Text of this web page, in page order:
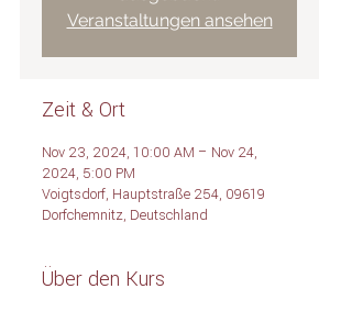
Veranstaltungen ansehen
Zeit & Ort
Nov 23, 2024, 10:00 AM – Nov 24,
2024, 5:00 PM
Voigtsdorf, Hauptstraße 254, 09619
Dorfchemnitz, Deutschland
Über den Kurs